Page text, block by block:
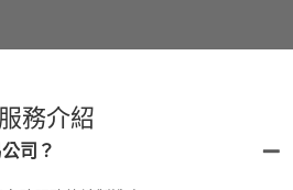
服務介紹
司？